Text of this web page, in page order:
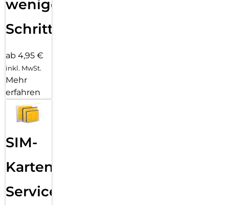
wenigen
Schritten
ab 4,95 €
inkl. MwSt.
Mehr
erfahren
SIM-
Karten
Service: